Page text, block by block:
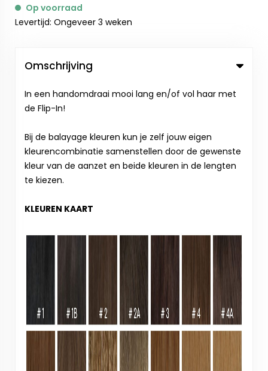
Op voorraad
Levertijd: Ongeveer 3 weken
Omschrijving
In een handomdraai mooi lang en/of vol haar met
de Flip-In!
Bij de balayage kleuren kun je zelf jouw eigen
kleurencombinatie samenstellen door de gewenste
kleur van de aanzet en beide kleuren in de lengten
te kiezen.
KLEUREN KAART